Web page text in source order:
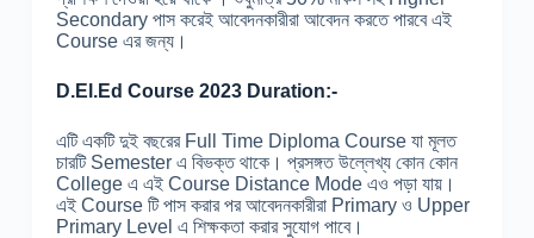
Secondary পাস করেই আবেদনকারীরা আবেদন করতে পারবে এই
Course এর জন্য।
D.El.Ed Course 2023 Duration:-
এটি একটি দুই বছরের Full Time Diploma Course যা মূলত
চারটি Semester এ বিভক্ত থাকে। প্রসঙ্গত উল্লেখ্য কোন কোন
College এ এই Course Distance Mode এও পড়া যায়।
এই Course টি পাস করার পর আবেদনকারীরা Primary ও Upper
Primary Level এ শিক্ষকতা করার সুযোগ পাবে।